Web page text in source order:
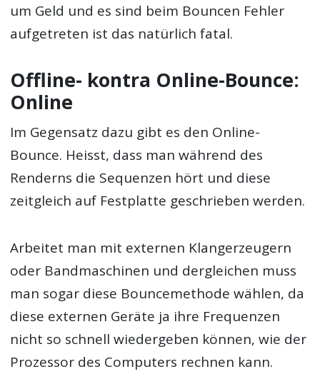
um Geld und es sind beim Bouncen Fehler
aufgetreten ist das natürlich fatal.
Offline- kontra Online-Bounce:
Online
Im Gegensatz dazu gibt es den Online-
Bounce. Heisst, dass man während des
Renderns die Sequenzen hört und diese
zeitgleich auf Festplatte geschrieben werden.
Arbeitet man mit externen Klangerzeugern
oder Bandmaschinen und dergleichen muss
man sogar diese Bouncemethode wählen, da
diese externen Geräte ja ihre Frequenzen
nicht so schnell wiedergeben können, wie der
Prozessor des Computers rechnen kann.